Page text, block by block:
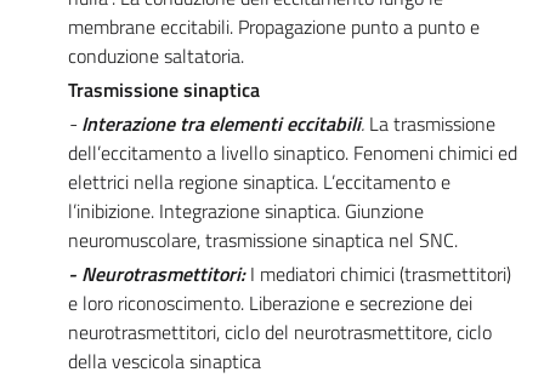
membrane eccitabili. Propagazione punto a punto e
conduzione saltatoria.
Trasmissione sinaptica
- Interazione tra elementi eccitabili. La trasmissione
dell’eccitamento a livello sinaptico. Fenomeni chimici ed
elettrici nella regione sinaptica. L’eccitamento e
l’inibizione. Integrazione sinaptica. Giunzione
neuromuscolare, trasmissione sinaptica nel SNC.
- Neurotrasmettitori:I mediatori chimici (trasmettitori)
e loro riconoscimento. Liberazione e secrezione dei
neurotrasmettitori, ciclo del neurotrasmettitore, ciclo
della vescicola sinaptica